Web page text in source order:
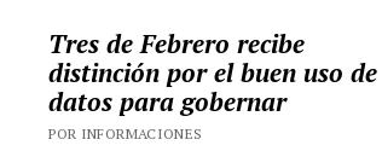
Tres de Febrero recibe
distinción por el buen uso de
datos para gobernar
POR INFORMACIONES